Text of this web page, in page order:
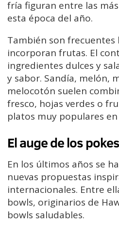
fría figuran entre las
esta época del año.
También son frecuentes
incorporan frutas. El
ingredientes dulces y
y sabor. Sandía, melón,
melocotón suelen
fresco, hojas verdes o
platos muy populares
El auge de los
En los últimos años se
nuevas propuestas
internacionales. Entre
bowls, originarios de
bowls saludables.